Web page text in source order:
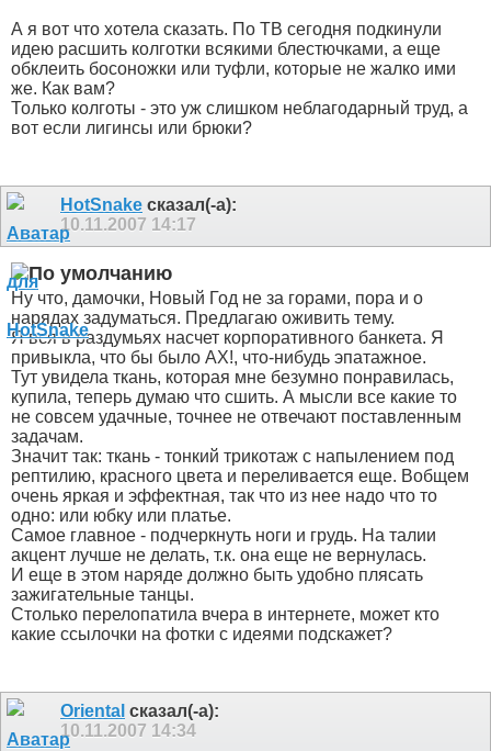
А я вот что хотела сказать. По ТВ сегодня подкинули
идею расшить колготки всякими блестючками, а еще
обклеить босоножки или туфли, которые не жалко ими
же. Как вам?
Только колготы - это уж слишком неблагодарный труд, а
вот если лигинсы или брюки?
HotSnake сказал(-а):
10.11.2007 14:17
Ну что, дамочки, Новый Год не за горами, пора и о
нарядах задуматься. Предлагаю оживить тему.
Я вся в раздумьях насчет корпоративного банкета. Я
привыкла, что бы было АХ!, что-нибудь эпатажное.
Тут увидела ткань, которая мне безумно понравилась,
купила, теперь думаю что сшить. А мысли все какие то
не совсем удачные, точнее не отвечают поставленным
задачам.
Значит так: ткань - тонкий трикотаж с напылением под
рептилию, красного цвета и переливается еще. Вобщем
очень яркая и эффектная, так что из нее надо что то
одно: или юбку или платье.
Самое главное - подчеркнуть ноги и грудь. На талии
акцент лучше не делать, т.к. она еще не вернулась.
И еще в этом наряде должно быть удобно плясать
зажигательные танцы.
Столько перелопатила вчера в интернете, может кто
какие ссылочки на фотки с идеями подскажет?
Oriental сказал(-а):
10.11.2007 14:34